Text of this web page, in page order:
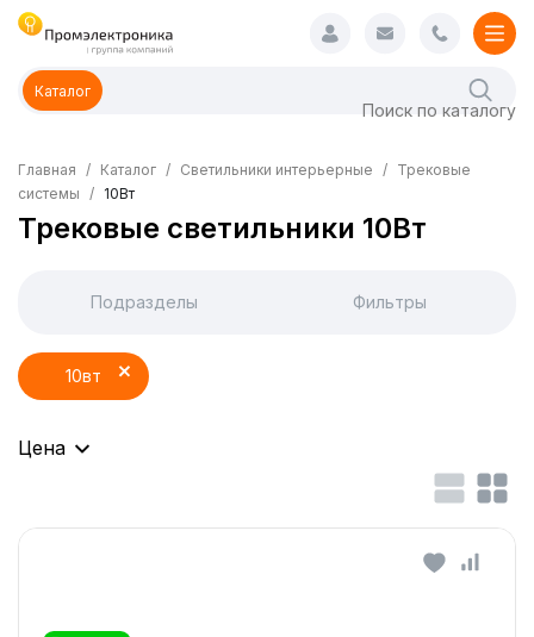
Каталог
Главная Каталог Светильники интерьерные
Трековые
системы
10Вт
Трековые светильники 10Вт
Подразделы Фильтры
10вт
Цена